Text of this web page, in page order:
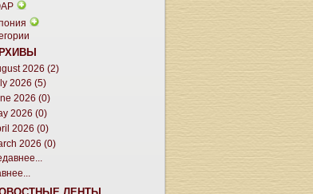
2026 (2)
2026 (5)
2026 (0)
2026 (0)
2026 (0)
2026 (0)